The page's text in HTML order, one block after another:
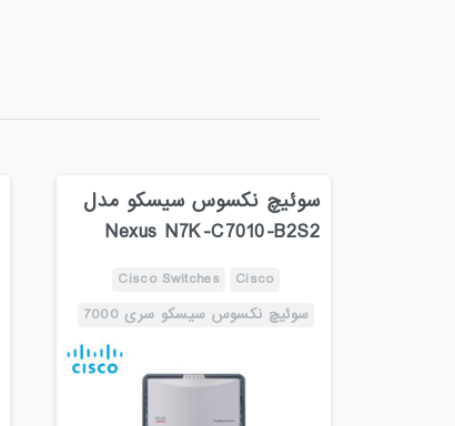
سوئیچ نکسوس سیسکو مدل
Nexus N7K-C7010-B2S2
Cisco
Cisco Switches
سوئیچ نکسوس سیسکو سری 7000